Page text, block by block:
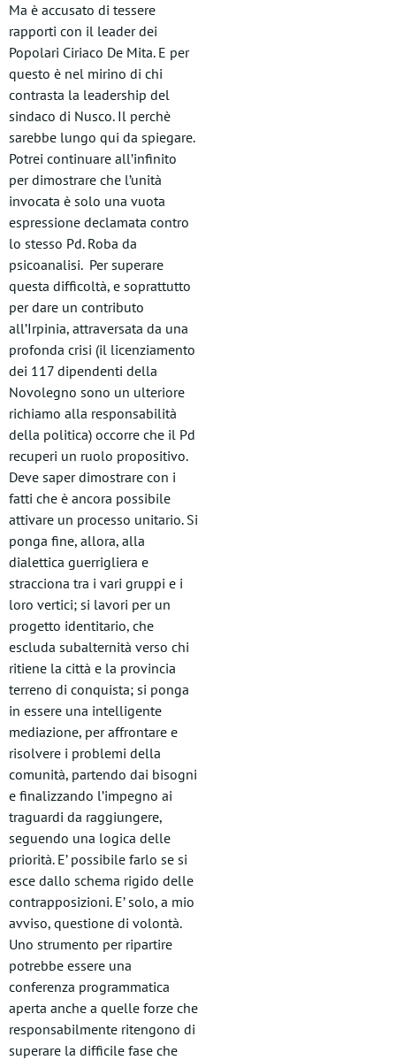
Ma è accusato di tessere
rapporti con il leader dei
Popolari Ciriaco De Mita. E per
questo è nel mirino di chi
contrasta la leadership del
sindaco di Nusco. Il perchè
sarebbe lungo qui da spiegare.
Potrei continuare all’infinito
per dimostrare che l’unità
invocata è solo una vuota
espressione declamata contro
lo stesso Pd. Roba da
psicoanalisi. Per superare
questa difficoltà, e soprattutto
per dare un contributo
all’Irpinia, attraversata da una
profonda crisi (il licenziamento
dei 117 dipendenti della
Novolegno sono un ulteriore
richiamo alla responsabilità
della politica) occorre che il Pd
recuperi un ruolo propositivo.
Deve saper dimostrare con i
fatti che è ancora possibile
attivare un processo unitario. Si
ponga fine, allora, alla
dialettica guerrigliera e
stracciona tra i vari gruppi e i
loro vertici; si lavori per un
progetto identitario, che
escluda subalternità verso chi
ritiene la città e la provincia
terreno di conquista; si ponga
in essere una intelligente
mediazione, per affrontare e
risolvere i problemi della
comunità, partendo dai bisogni
e finalizzando l’impegno ai
traguardi da raggiungere,
seguendo una logica delle
priorità. E’ possibile farlo se si
esce dallo schema rigido delle
contrapposizioni. E’ solo, a mio
avviso, questione di volontà.
Uno strumento per ripartire
potrebbe essere una
conferenza programmatica
aperta anche a quelle forze che
responsabilmente ritengono di
superare la difficile fase che